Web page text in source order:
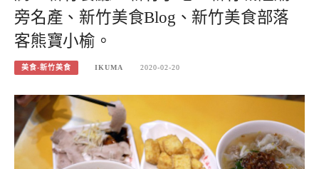
旁名產、新竹美食Blog、新竹美食部落
客熊寶小榆。
美食-新竹美食 IKUMA 2020-02-20